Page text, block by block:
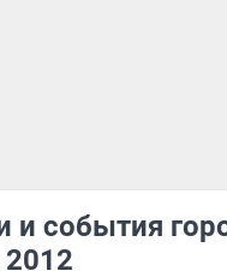
и события
2012